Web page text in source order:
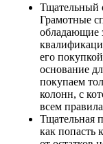
Тщательный
Грамотные
обладающие
его
основание
покупаем
колонн, с
всем
Тщательная
как попасть